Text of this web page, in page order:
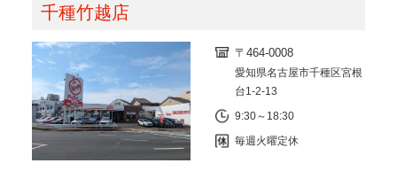
千種竹越店
〒464-0008
愛知県名古屋市千種区宮根
台1-2-13
9:30～18:30
毎週火曜定休